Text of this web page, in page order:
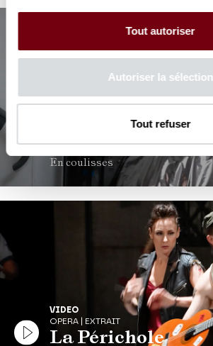
Tout autoriser
Autoriser la sélection
Tout refuser
OPERA | COULISSES
La Périchole
En coulisses
VIDEO
OPERA | EXTRAIT
La Périchole